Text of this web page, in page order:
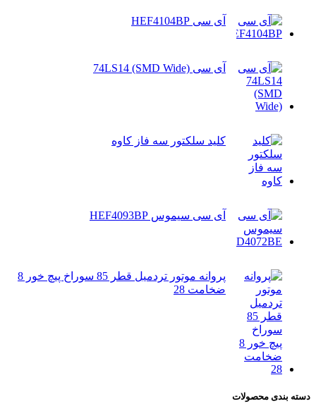
آی سی HEF4104BP
آی سی 74LS14 (SMD Wide)
کلید سلکتور سه فاز کاوه
آی سی سیموس HEF4093BP
پروانه موتور تردمیل قطر 85 سوراخ پیچ خور 8
ضخامت 28
دسته‌ بندی محصولات